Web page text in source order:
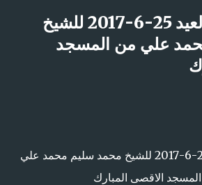
مباشر من المسجد
21-4-2025م
صلاة وخطبة العيد 25-6-2017 للشيخ
علي من المسجد
صلاة وخطبة العيد 25-6-2017 للشيخ محمد سليم محمد علي
الاقصى المبارك